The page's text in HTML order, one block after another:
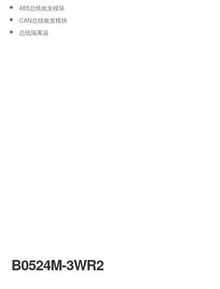
B0524M-3WR2
485总线收发模块
CAN总线收发模块
总线隔离器